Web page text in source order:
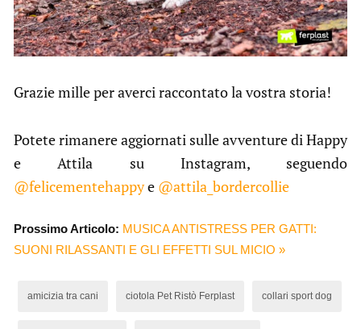
Grazie mille per averci raccontato la vostra storia!
Potete rimanere aggiornati sulle avventure di Happy
e Attila su Instagram, seguendo
@felicementehappye @attila_bordercollie
Prossimo Articolo: MUSICA ANTISTRESS PER GATTI:
SUONI RILASSANTI E GLI EFFETTI SUL MICIO »
amicizia tra cani ciotola Pet Ristò Ferplast collari sport dog